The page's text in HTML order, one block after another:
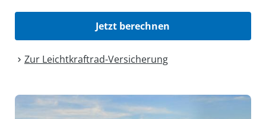
Jetzt berechnen
Zur Leichtkraftrad-Versicherung